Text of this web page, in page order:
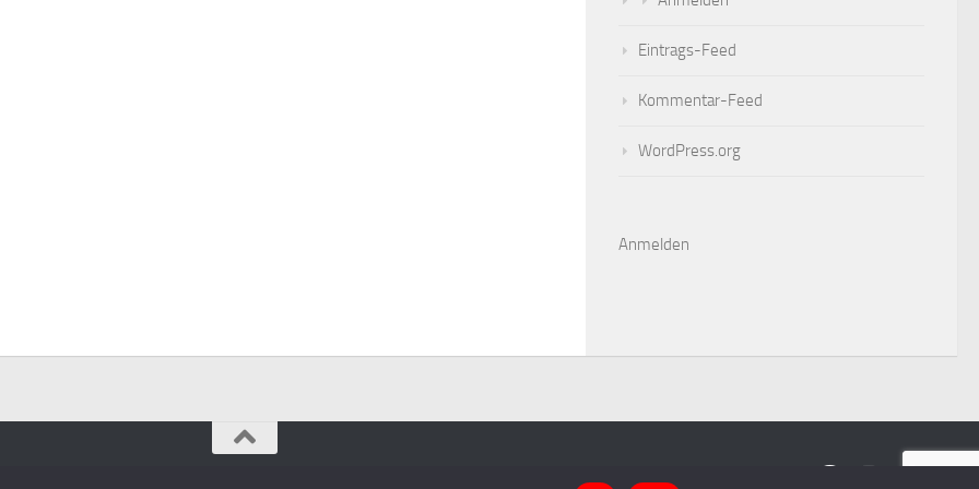
Eintrags-Feed
Kommentar-Feed
WordPress.org
Anmelden